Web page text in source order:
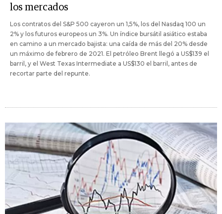
los mercados
Los contratos del S&P 500 cayeron un 1,5%, los del Nasdaq 100 un
2% y los futuros europeos un 3%. Un índice bursátil asiático estaba
en camino a un mercado bajista: una caída de más del 20% desde
un máximo de febrero de 2021. El petróleo Brent llegó a US$139 el
barril, y el West Texas Intermediate a US$130 el barril, antes de
recortar parte del repunte.